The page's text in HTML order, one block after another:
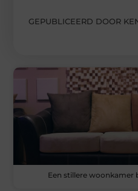
GEPUBLICEERD DOOR
Een stillere woonkamer